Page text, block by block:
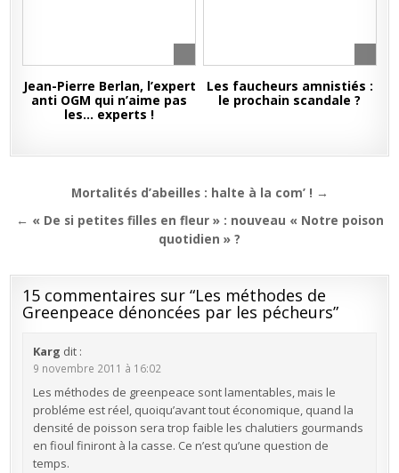
Jean-Pierre Berlan, l’expert
anti OGM qui n’aime pas
les… experts !
Les faucheurs amnistiés :
le prochain scandale ?
Navigation
de
Mortalités d’abeilles : halte à la com’ ! →
← « De si petites filles en fleur » : nouveau « Notre poison
quotidien » ?
15 commentaires sur “Les méthodes de
Greenpeace dénoncées par les pécheurs”
Karg dit :
9 novembre 2011 à 16:02
Les méthodes de greenpeace sont lamentables, mais le
probléme est réel, quoiqu’avant tout économique, quand la
densité de poisson sera trop faible les chalutiers gourmands
en fioul finiront à la casse. Ce n’est qu’une question de
temps.